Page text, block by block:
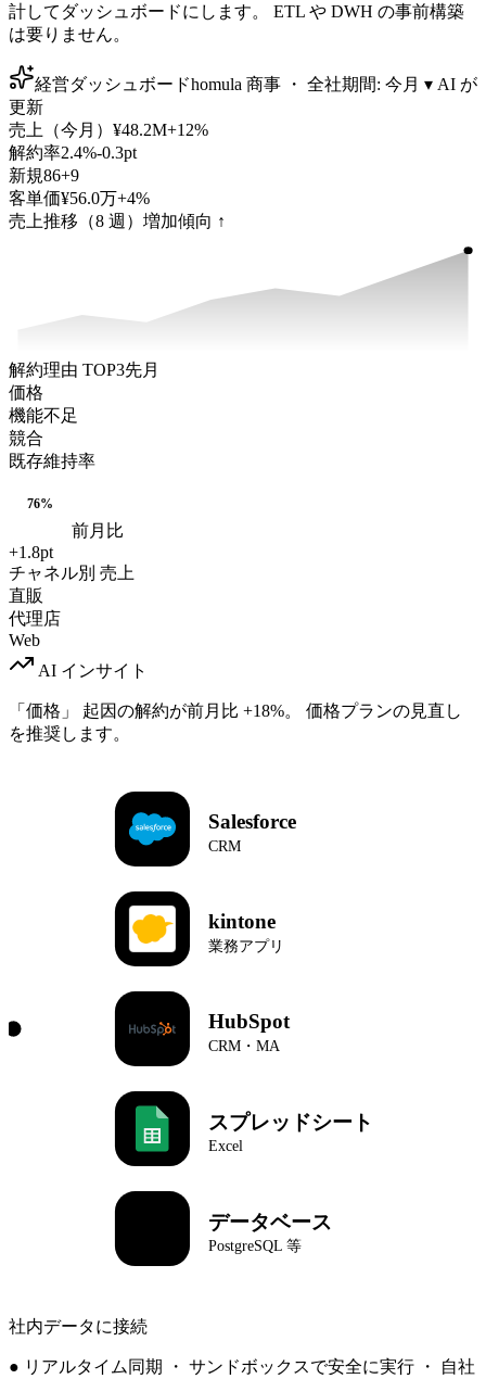
計してダッシュボードにします。 ETL や DWH の事前構築
は要りません。
経営ダッシュボードhomula 商事 ・ 全社期間: 今月 ▾ AI が
更新
売上（今月） ¥48.2M+12%
解約率2.4%-0.3pt
新規86+9
客単価¥56.0万+4%
売上推移（8 週） 増加傾向 ↑
解約理由 TOP3先月
価格
機能不足
競合
既存維持率
76%
前月比
+1.8pt
チャネル別 売上
直販
代理店
Web
AI インサイト
「価格」 起因の解約が前月比 +18%。 価格プランの見直し
を推奨します。
Salesforce
CRM
kintone
業務アプリ
HubSpot
CRM・MA
スプレッドシート
Excel
データベース
PostgreSQL 等
社内データに接続
● リアルタイム同期 ・ サンドボックスで安全に実行 ・ 自社